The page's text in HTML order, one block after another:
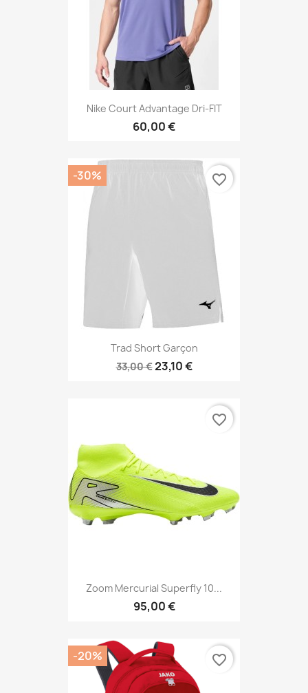
Nike Court Advantage Dri-FIT
60,00 €
Trad Short Garçon
33,00 €23,10 €
-30% favorite_border
Zoom Mercurial Superfly 10...
95,00 €
favorite_border
-20% favorite_border